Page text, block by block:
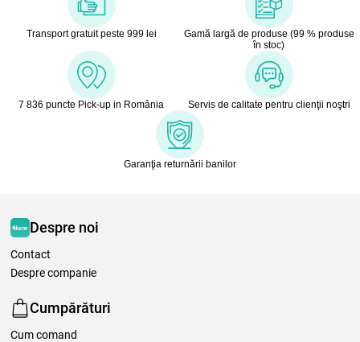
Transport gratuit peste 999 lei
Gamă largă de produse (99 % produse
în stoc)
7 836 puncte Pick-up in România Servis de calitate pentru clienţii noştri
Garanţia returnării banilor
Despre noi
Contact
Despre companie
Cumpărături
Cum comand